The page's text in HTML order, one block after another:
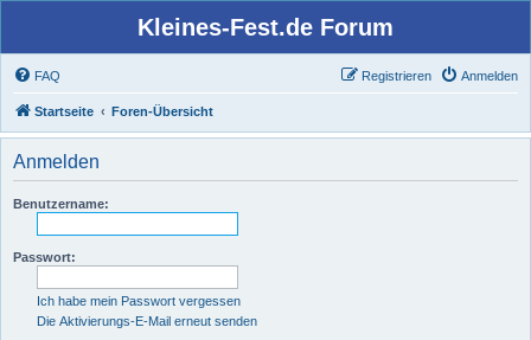
Kleines-Fest.de Forum
FAQ Anmelden
Registrieren
Startseite Foren-Übersicht
Anmelden
Benutzername:
Passwort:
Ich habe mein Passwort vergessen
Die Aktivierungs-E-Mail erneut senden